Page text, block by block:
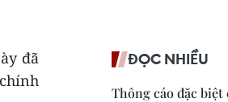
đã
ĐỌC NHIỀU
Thông cáo đặc biệt